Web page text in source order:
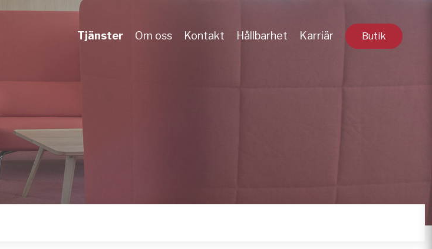
Tjänster Om oss Kontakt Hållbarhet Karriär Butik